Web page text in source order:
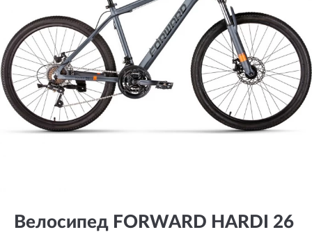
Велосипед FORWARD HARDI 26